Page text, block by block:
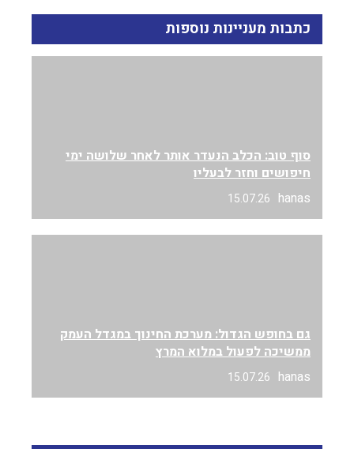
כתבות מעניינות נוספות
סוף טוב: הכלב הנעדר אותר לאחר שלושה ימי
חיפושים וחזר לבעליו
hanas
15.07.26
גם בחופש הגדול: מערכת החינוך במגדל העמק
ממשיכה לפעול במלוא המרץ
hanas
15.07.26